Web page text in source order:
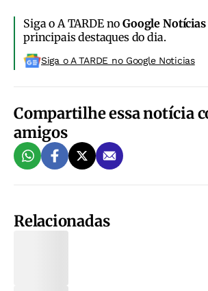
Siga o A TARDE noGoogle Notícias
principais destaques do dia.
Siga o A TARDE no Google Noticias
Compartilhe essa notícia
amigos
Relacionadas